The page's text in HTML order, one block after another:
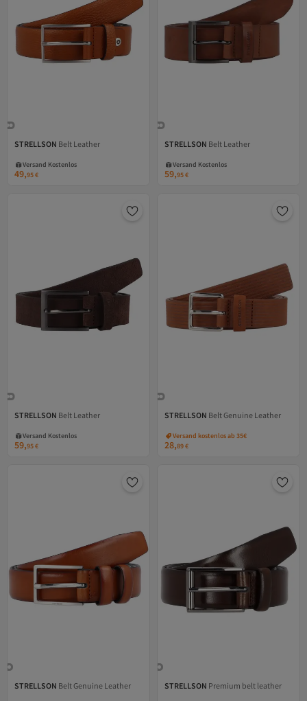
STRELLSON Belt Leather
Versand Kostenlos
Versand Kostenlos
49,95€
STRELLSON Belt Leather
Versand Kostenlos
Versand Kostenlos
59,95€
STRELLSON Belt Leather
Versand Kostenlos
Versand Kostenlos
59,95€
STRELLSON Belt Genuine Leather
Versand kostenlos ab 35€
28,89€
STRELLSON Belt Genuine Leather
Versand Kostenlos
STRELLSON Premium belt leather
Versand Kostenlos